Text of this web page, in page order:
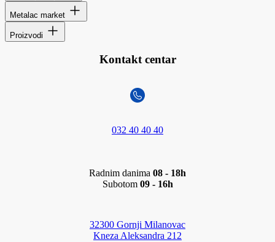
Metalac market
Proizvodi
Kontakt centar
032 40 40 40
Radnim danima 08 - 18h
Subotom 09 - 16h
32300 Gornji Milanovac
Kneza Aleksandra 212